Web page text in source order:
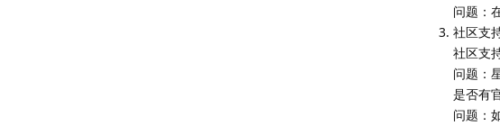
问题：
社区支
社区支
问题：
是否有
问题：